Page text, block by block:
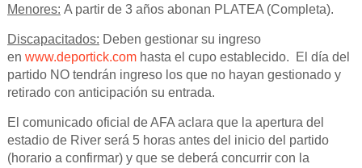
Menores: A partir de 3 años abonan PLATEA (Completa).
Discapacitados: Deben gestionar su ingreso
en www.deportick.comhasta el cupo establecido. El día del
partido NO tendrán ingreso los que no hayan gestionado y
retirado con anticipación su entrada.
El comunicado oficial de AFA aclara que la apertura del
estadio de River será 5 horas antes del inicio del partido
(horario a confirmar) y que se deberá concurrir con la